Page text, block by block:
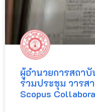
ผู้อำนวยการสถา
ร่วมประชุม วารส
Scopus